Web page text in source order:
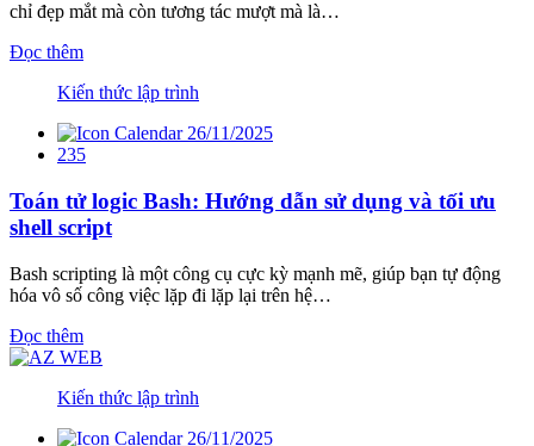
chỉ đẹp mắt mà còn tương tác mượt mà là…
Đọc thêm
Kiến thức lập trình
26/11/2025
235
Toán tử logic Bash: Hướng dẫn sử dụng và tối ưu
shell script
Bash scripting là một công cụ cực kỳ mạnh mẽ, giúp bạn tự động
hóa vô số công việc lặp đi lặp lại trên hệ…
Đọc thêm
Kiến thức lập trình
26/11/2025